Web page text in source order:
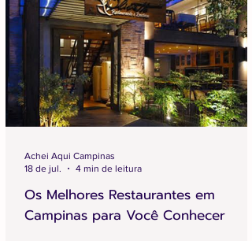
Os Melhores Restaurantes em
Campinas para Você Conhecer
Achei Aqui Campinas
18 de jul.
4 min de leitura